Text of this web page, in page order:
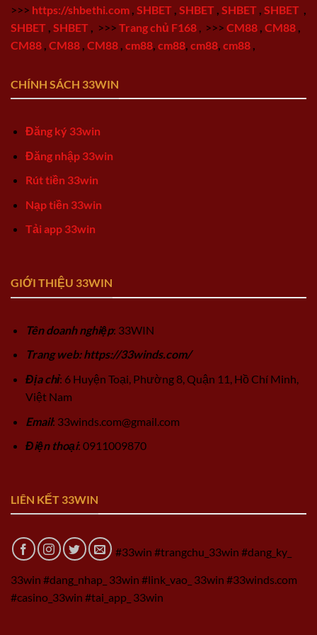
>>> https://shbethi.com SHBET SHBET SHBET SHBET
SHBET SHBET >>> Trang chủ F168 >>> CM88 CM88
CM88 CM88 CM88 cm88 cm88 cm88 cm88
CHÍNH SÁCH 33WIN
Đăng ký 33win
Đăng nhập 33win
Rút tiền 33win
Nạp tiền 33win
Tải app 33win
GIỚI THIỆU 33WIN
Tên doanh nghiệp: 33WIN
Trang web: https://33winds.com/
Địa chỉ: 6 Huyện Toại, Phường 8, Quận 11, Hồ Chí Minh,
Việt Nam
Email: 33winds.com@gmail.com
Điện thoại: 0911009870
LIÊN KẾT 33WIN
#33win #trangchu_33win #dang_ky_
33win #dang_nhap_ 33win #link_vao_ 33win #33winds.com
#casino_33win #tai_app_ 33win